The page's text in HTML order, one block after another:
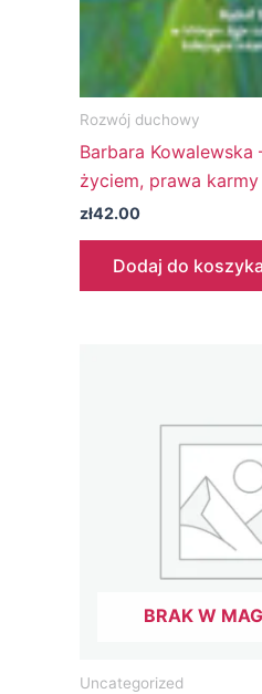
Rozwój duchowy
Barbara Kowalewska
życiem, prawa
zł42.00
Dodaj do koszyka
BRAK W
Uncategorized